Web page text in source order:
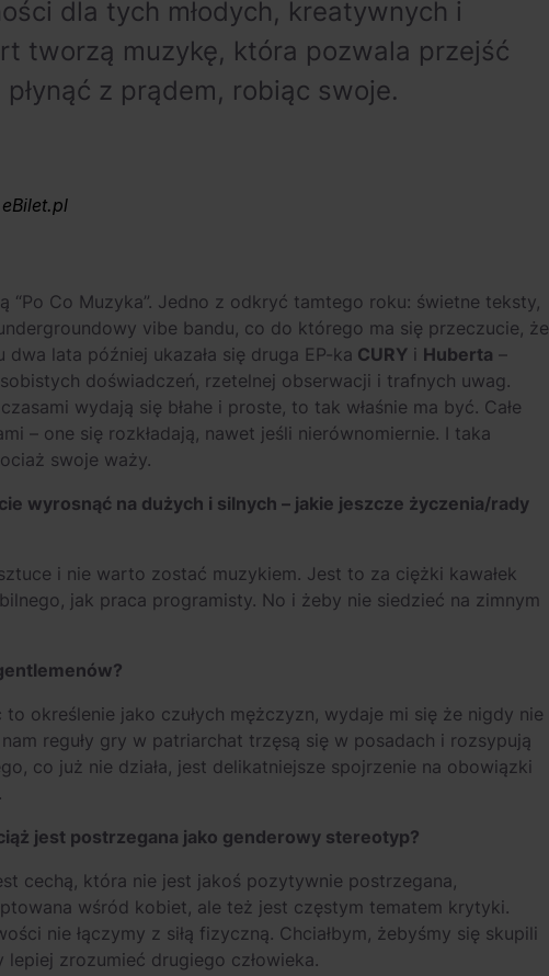
dla tych młodych, kreatywnych i
tworzą muzykę, która pozwala przejść
z prądem, robiąc swoje.
“Po Co Muzyka”. Jedno z odkryć tamtego roku: świetne teksty,
vibe bandu, co do którego ma się przeczucie, że
lata później ukazała się druga EP-ka CURY i Huberta –
doświadczeń, rzetelnej obserwacji i trafnych uwag.
wydają się błahe i proste, to tak właśnie ma być. Całe
– one się rozkładają, nawet jeśli nierównomiernie. I taka
swoje waży.
wyrosnąć na dużych i silnych – jakie jeszcze życzenia/rady
i nie warto zostać muzykiem. Jest to za ciężki kawałek
jak praca programisty. No i żeby nie siedzieć na zimnym
to określenie jako czułych mężczyzn, wydaje mi się że nigdy nie
reguły gry w patriarchat trzęsą się w posadach i rozsypują
co już nie działa, jest delikatniejsze spojrzenie na obowiązki
jest postrzegana jako genderowy stereotyp?
cechą, która nie jest jakoś pozytywnie postrzegana,
wśród kobiet, ale też jest częstym tematem krytyki.
nie łączymy z siłą fizyczną. Chciałbym, żebyśmy się skupili
zrozumieć drugiego człowieka.